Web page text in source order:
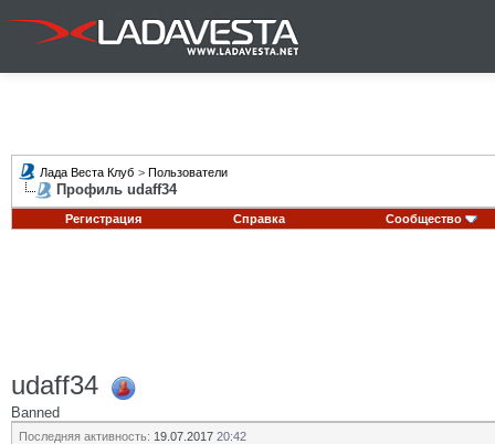
Лада Веста Клуб > Пользователи
Профиль udaff34
Регистрация Справка Сообщество
udaff34
Banned
Последняя активность: 19.07.2017 20:42